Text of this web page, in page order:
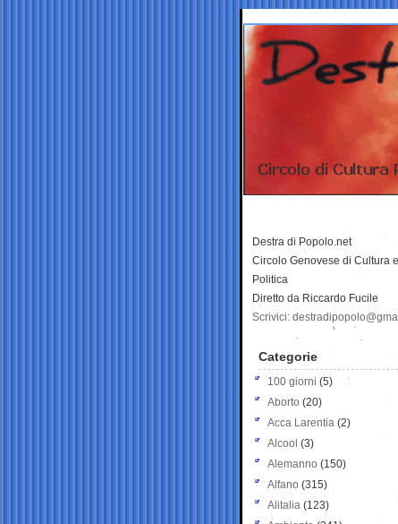
Destra di Popolo.net
Circolo Genovese di Cultura e
Politica
Diretto da Riccardo Fucile
Scrivici:
Categorie
100 giorni (5)
Aborto (20)
Acca Larentia (2)
Alcool (3)
Alemanno (150)
Alfano (315)
Alitalia (123)